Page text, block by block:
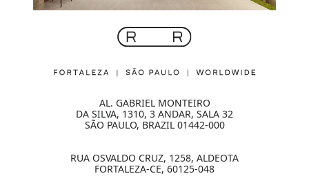
AL. GABRIEL MONTEIRO
DA SILVA, 1310, 3 ANDAR, SALA 32
SÃO PAULO, BRAZIL 01442-000
RUA OSVALDO CRUZ, 1258, ALDEOTA
FORTALEZA-CE, 60125-048